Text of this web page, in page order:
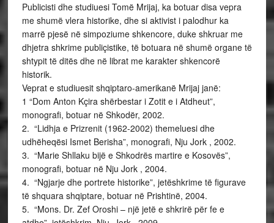
Publicisti dhe studiuesi Tomë Mrijaj, ka botuar disa vepra
me shumë vlera historike, dhe si aktivist i palodhur ka
marrë pjesë në simpoziume shkencore, duke shkruar me
dhjetra shkrime publiçistike, të botuara në shumë organe të
shtypit të ditës dhe në librat me karakter shkencorë
historik.
Veprat e studiuesit shqiptaro-amerikanë Mrijaj janë:
1 “Dom Anton Kçira shërbestar i Zotit e i Atdheut”,
monografi, botuar në Shkodër, 2002.
2. “Lidhja e Prizrenit (1962-2002) themeluesi dhe
udhëheqësi Ismet Berisha”, monografi, Nju Jork , 2002.
3. “Marie Shllaku bijë e Shkodrës martire e Kosovës”,
monografi, botuar në Nju Jork , 2004.
4. “Ngjarje dhe portrete historike”, jetëshkrime të figurave
të shquara shqiptare, botuar në Prishtinë, 2004.
5. “Mons. Dr. Zef Oroshi – një jetë e shkrirë për fe e